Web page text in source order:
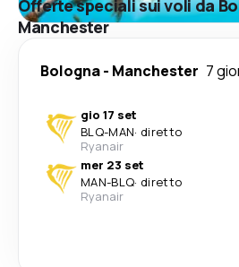
Offerte speciali sui voli da
Manchester
Bologna- Manchester 7
gio 17 set
BLQ-MAN· diretto
Ryanair
mer 23 set
MAN-BLQ· diretto
Ryanair